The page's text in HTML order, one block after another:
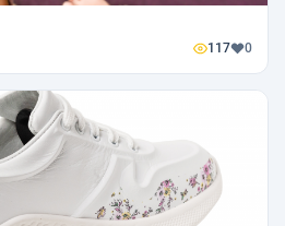
117 0